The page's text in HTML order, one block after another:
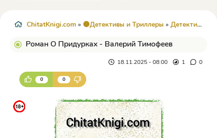
ChitatKnigi.com » 🟠Детективы и Триллеры » Детектив »
Роман О Придурках - Валерий Тимофеев
18.11.2025 - 08:00 1 0
0 0